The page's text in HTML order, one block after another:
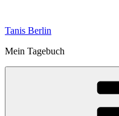
springen
Tanis Berlin
Mein Tagebuch